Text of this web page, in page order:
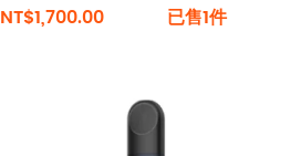
NT$1,700.00 已售1件